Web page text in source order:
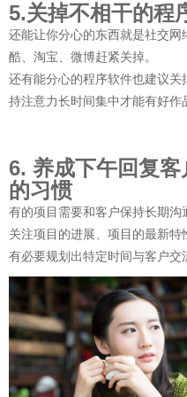
5.关掉不相干的程
还能让你分心的东西就是社交网
酷、淘宝、微博赶紧关掉。
还有能分心的程序软件也建议
持注意力长时间集中才能有好作
6. 养成下午回复
的习惯
有的项目需要和客户保持长期
关注项目的进展、项目的最新
有必要规划出特定时间与客户交